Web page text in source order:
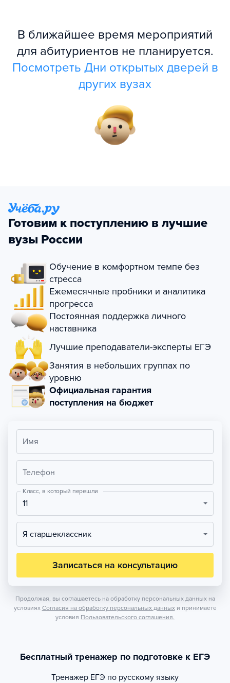
В ближайшее время мероприятий
для абитуриентов не планируется.
Посмотреть Дни открытых дверей в
других вузах
Готовим к поступлению в лучшие
вузы России
Обучение в комфортном темпе без
стресса
Ежемесячные пробники и аналитика
прогресса
Постоянная поддержка личного
наставника
Лучшие преподаватели-эксперты ЕГЭ
Занятия в небольших группах по
уровню
Официальная гарантия
поступления на бюджет
Имя
Телефон
Класс, в который перешли
11
Я старшеклассник
Записаться на консультацию
Продолжая, вы соглашаетесь на обработку персональных данных на
условиях Согласия на обработку персональных данных и принимаете
условия Пользовательского соглашения.
Бесплатный тренажер по подготовке к ЕГЭ
Тренажер ЕГЭ по русскому языку